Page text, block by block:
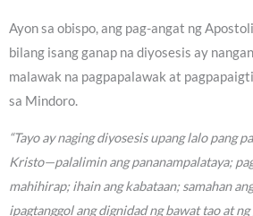
Ayon sa obispo, ang pag-angat ng
bilang isang ganap na diyosesis ay
malawak na pagpapalawak at
sa Mindoro.
“Tayo ay naging diyosesis upang lalo pang
Kristo—palalimin ang pananampalataya;
mahihirap; ihain ang kabataan; samahan
ipagtanggol ang dignidad ng bawat tao at